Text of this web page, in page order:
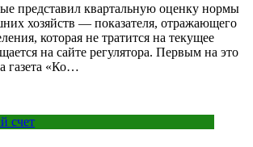
представил квартальную оценку нормы
хозяйств — показателя, отражающего
которая не тратится на текущее
на сайте регулятора. Первым на это
газета «Ко…
счет